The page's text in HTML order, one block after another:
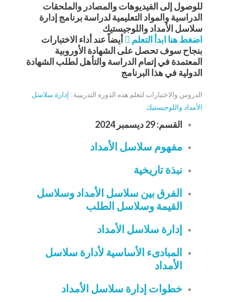
للوصول إلى الفيديوهات والمصادر والملحقات
الدراسية والمواد التعليمية لدراسة برنامج إدارة
سلاسل الأمداد واللوجيستيك
اضغط هنا ابدأ التعلم
أيضاً عند أداء الاختبارات
بنجاح سوف تحصل على الشهادة الأوروبية
المعتمدة في إتمام الدراسة والتأهل لطلب الشهادة
الدولية في هذا البرنامج
الدروس والاختبارات لتعلم هذه الدورة التدريبية : إدارة سلاسل
الأمداد واللوجيستيك
القسم: 29 ديسمبر 2024
مفهوم سلاسل الأمداد
نبذة تاريخية
الفرق بين سلاسل الأمداد وسلاسل
القيمة وسلاسل الطلب
إدارة سلاسل الأمداد
المبادىء الأساسية لأدارة سلاسل
الأمداد
خطوات إدارة سلاسل الأمداد